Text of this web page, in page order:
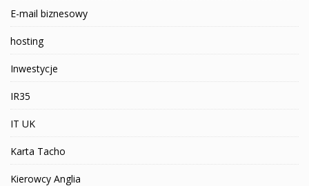
E-mail biznesowy
hosting
Inwestycje
IR35
IT UK
Karta Tacho
Kierowcy Anglia